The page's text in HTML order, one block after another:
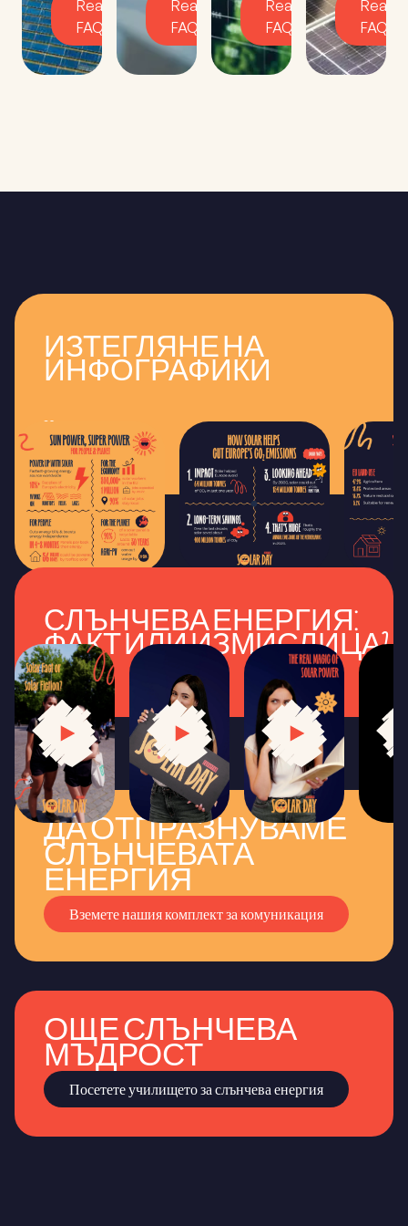
Read
FAQ
Read
FAQ
Read
FAQ
Read
FAQ
ИЗТЕГЛЯНЕ НА
ИНФОГРАФИКИ
Изтегляне
СЛЪНЧЕВА ЕНЕРГИЯ:
ФАКТ ИЛИ ИЗМИСЛИЦА?
ДА ОТПРАЗНУВАМЕ
СЛЪНЧЕВАТА
ЕНЕРГИЯ
Вземете нашия комплект за комуникация
ОЩЕ СЛЪНЧЕВА
МЪДРОСТ
Посетете училището за слънчева енергия